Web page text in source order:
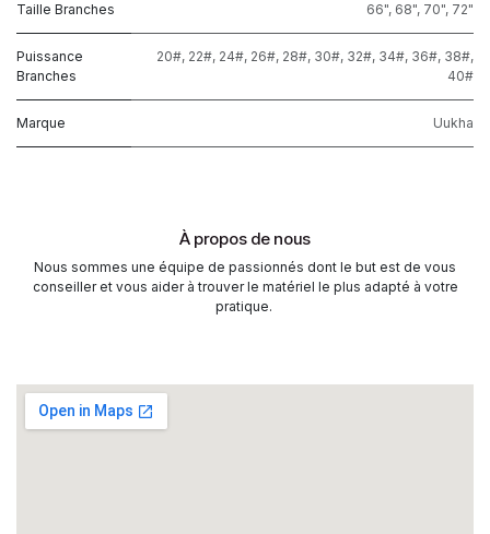
Taille Branches 66", 68", 70", 72"
Puissance
Branches
20#, 22#, 24#, 26#, 28#, 30#, 32#, 34#, 36#, 38#,
40#
Marque Uukha
À propos de nous
Nous sommes une équipe de passionnés dont le but est de vous
conseiller et vous aider à trouver le matériel le plus adapté à votre
pratique.